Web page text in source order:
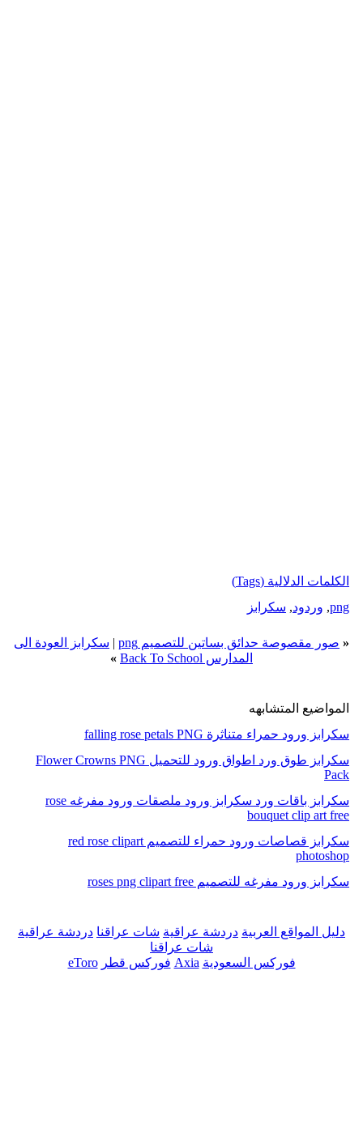
الكلمات الدلالية (Tags)
png
, وردود, سكرابز
« صور مقصوصة حدائق بساتين للتصميم png | سكرابز العودة الى
المدارس Back To School
»
المواضيع المتشابهه
سكرابز ورود حمراء متناثرة falling rose petals PNG
سكرابز طوق ورد اطواق ورود للتحميل Flower Crowns PNG
Pack
سكرابز باقات ورد سكرابز ورود ملصقات ورود مفرغه rose
bouquet clip art free
سكرابز قصاصات ورود حمراء للتصميم red rose clipart
photoshop
سكرابز ورود مفرغه للتصميم roses png clipart free
دليل المواقع العربية دردشة عراقية شات عراقنا دردشة عراقية
شات عراقنا
فوركس السعودية Axia فوركس قطر eToro